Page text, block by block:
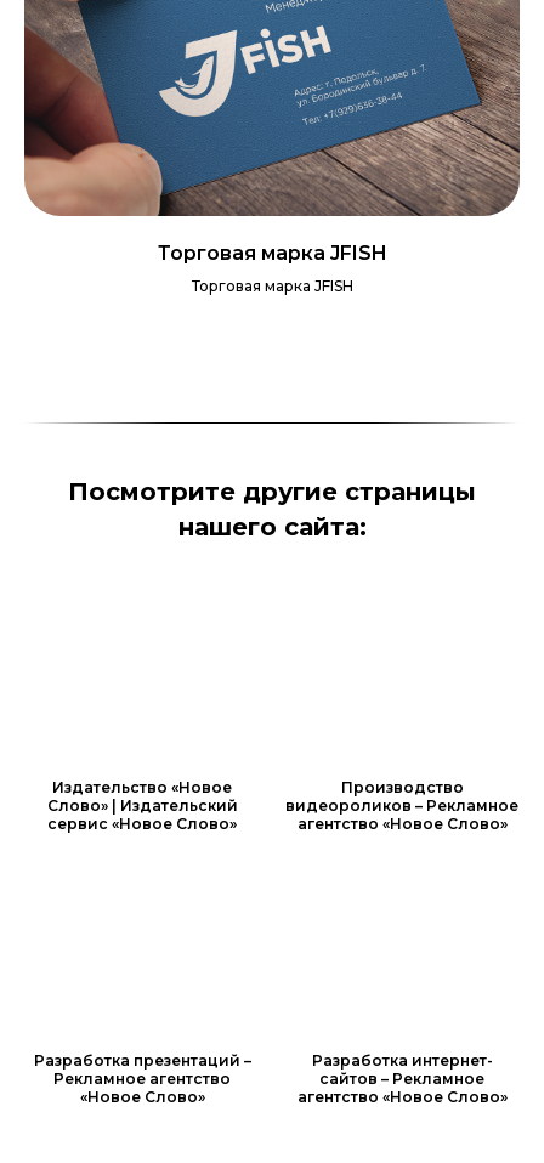
Торговая марка JFISH
Торговая марка JFISH
Посмотрите другие страницы
нашего сайта:
Издательство «Новое
Слово» | Издательский
сервис «Новое Слово»
Производство
видеороликов – Рекламное
агентство «Новое Слово»
Разработка презентаций –
Рекламное агентство
«Новое Слово»
Разработка интернет-
сайтов – Рекламное
агентство «Новое Слово»